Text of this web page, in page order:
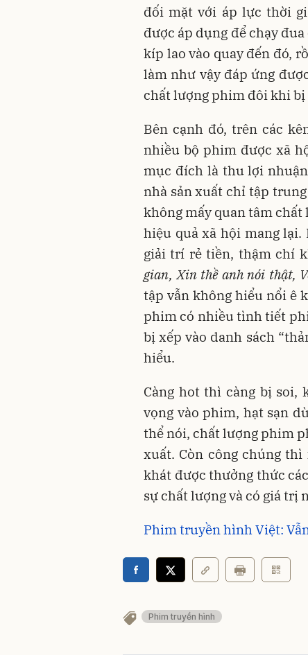
đối mặt với áp lực thời
được áp dụng để chạy
kíp lao vào quay đến đó,
làm như vậy đáp ứng
chất lượng phim đôi khi bị
Bên cạnh đó, trên các
nhiều bộ phim được xã
mục đích là thu lợi
nhà sản xuất chỉ tập
không mấy quan tâm
hiệu quả xã hội mang
giải trí rẻ tiền, thậm chí
gian, Xin thề anh nói thật,
tập vẫn không hiểu nổi ê
phim có nhiều tình tiết
bị xếp vào danh sách
hiểu.
Càng hot thì càng bị soi,
vọng vào phim, hạt sạn
thể nói, chất lượng phim
xuất. Còn công chúng thì
khát được thưởng thức
sự chất lượng và có giá trị
Phim truyền hình Việt:
Phim truyền hình